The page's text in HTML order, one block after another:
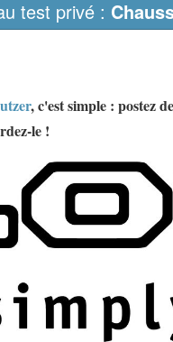
test privé :
, c'est simple : postez
le !